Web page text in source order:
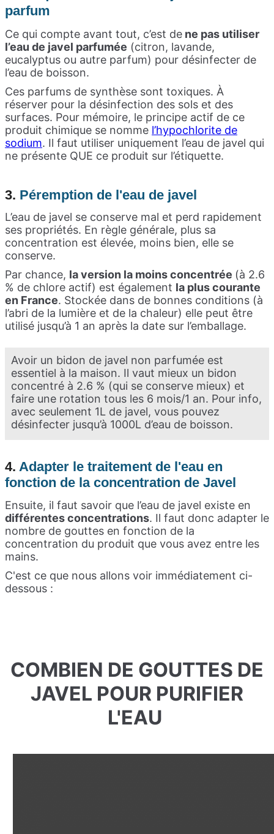
parfum
Ce qui compte avant tout, c’est de ne pas utiliser
l’eau de javel parfumée (citron, lavande,
eucalyptus ou autre parfum) pour désinfecter de
l’eau de boisson.
Ces parfums de synthèse sont toxiques. À
réserver pour la désinfection des sols et des
surfaces. Pour mémoire, le principe actif de ce
produit chimique se nomme l’hypochlorite de
sodium. Il faut utiliser uniquement l’eau de javel qui
ne présente QUE ce produit sur l’étiquette.
3. Péremption de l'eau de javel
L’eau de javel se conserve mal et perd rapidement
ses propriétés. En règle générale, plus sa
concentration est élevée, moins bien, elle se
conserve.
Par chance, la version la moins concentrée (à 2.6
% de chlore actif) est également la plus courante
en France. Stockée dans de bonnes conditions (à
l’abri de la lumière et de la chaleur) elle peut être
utilisé jusqu’à 1 an après la date sur l’emballage.
Avoir un bidon de javel non parfumée est
essentiel à la maison. Il vaut mieux un bidon
concentré à 2.6 % (qui se conserve mieux) et
faire une rotation tous les 6 mois/1 an. Pour info,
avec seulement 1L de javel, vous pouvez
désinfecter jusqu’à 1000L d’eau de boisson.
4. Adapter le traitement de l'eau en
fonction de la concentration de Javel
Ensuite, il faut savoir que l’eau de javel existe en
différentes concentrations. Il faut donc adapter le
nombre de gouttes en fonction de la
concentration du produit que vous avez entre les
mains.
C'est ce que nous allons voir immédiatement ci-
dessous :
COMBIEN DE GOUTTES DE
JAVEL POUR PURIFIER
L'EAU